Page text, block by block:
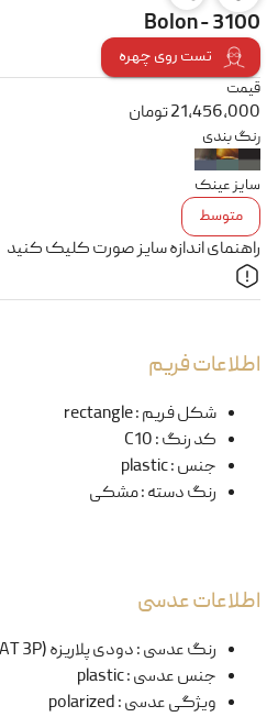
Bolon - 3100
تست روی چهره
قیمت
21,456,000تومان
رنگ بندی
سایز عینک
متوسط
راهنمای اندازه سایز صورت کلیک کنید
اطلاعات فریم
شکل فریم:
rectangle
کد رنگ:
C10
جنس:
plastic
رنگ دسته:مشکی
اطلاعات عدسی
رنگ عدسی:دودی پلاریزه (CAT 3P)
جنس عدسی:
plastic
ویژگی عدسی:
polarized